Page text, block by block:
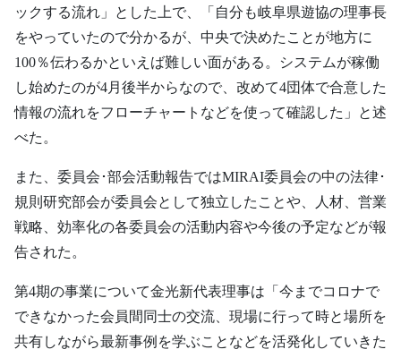
ックする流れ」とした上で、「自分も岐阜県遊協の理事長
をやっていたので分かるが、中央で決めたことが地方に
100％伝わるかといえば難しい面がある。システムが稼働
し始めたのが4月後半からなので、改めて4団体で合意した
情報の流れをフローチャートなどを使って確認した」と述
べた。
また、委員会･部会活動報告ではMIRAI委員会の中の法律･
規則研究部会が委員会として独立したことや、人材、営業
戦略、効率化の各委員会の活動内容や今後の予定などが報
告された。
第4期の事業について金光新代表理事は「今までコロナで
できなかった会員間同士の交流、現場に行って時と場所を
共有しながら最新事例を学ぶことなどを活発化していきた